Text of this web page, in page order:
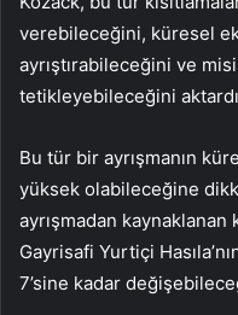
verebileceğini, küresel
ayrıştırabileceğini ve
tetikleyebileceğini
Bu tür bir ayrışmanın
yüksek olabileceğine
ayrışmadan kaynaklanan
Gayrisafi Yurtiçi
7’sine kadar